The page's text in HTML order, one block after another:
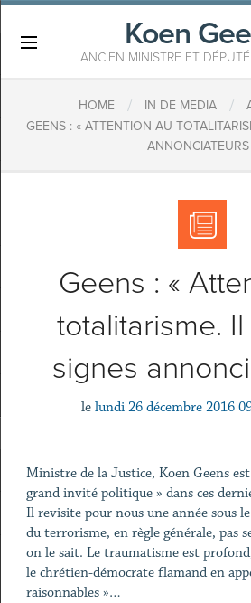
Koen
ANCIEN MINISTRE ET
HOME / IN DE MEDIA /
GEENS : « ATTENTION AU
ANNONCIATEURS
Geens : «
totalitarisme.
signes
le lundi 26 décembre 2016
Ministre de la Justice, Koen Geens
grand invité politique » dans ces
Il revisite pour nous une année sous
du terrorisme, en règle générale, pas
on le sait. Le traumatisme est
le chrétien-démocrate flamand en
raisonnables »…